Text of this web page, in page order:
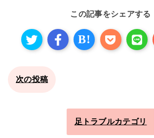
この記事をシェアする
B!
次の投稿
足トラブルカテゴリ